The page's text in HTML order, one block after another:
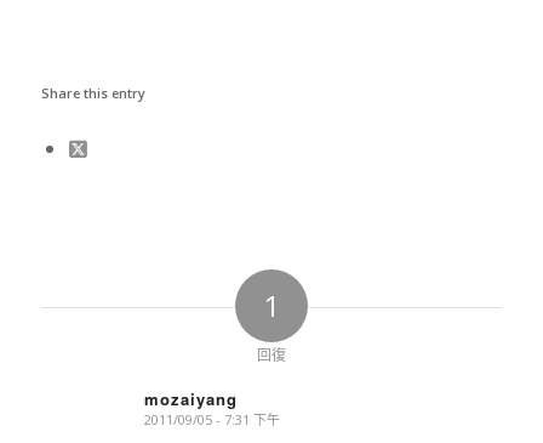
Share this entry
1
回復
mozaiyang
says:
2011/09/05 - 7:31 下午